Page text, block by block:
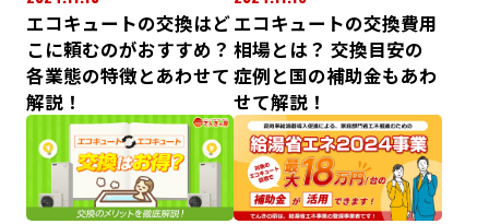
エコキュートの交換はど
こに頼むのがおすすめ？
各業態の特徴とあわせて
解説！
エコキュートの交換費用
相場とは？ 交換目安の
症例と国の補助金もあわ
せて解説！